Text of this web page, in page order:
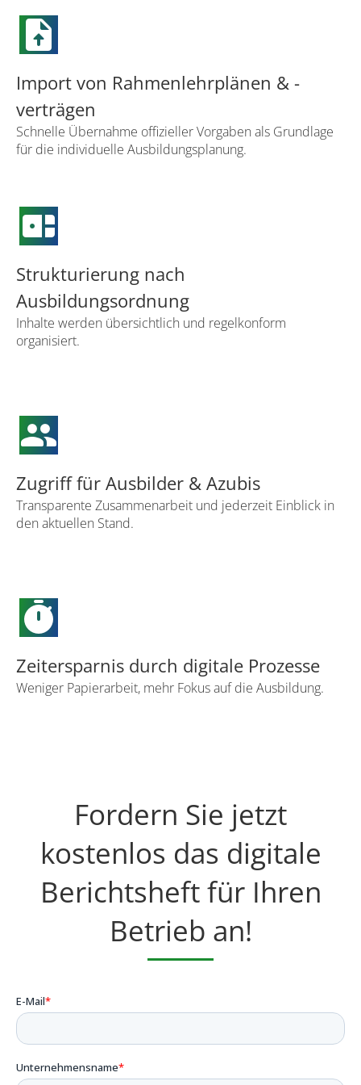
upload_file
Import von Rahmenlehrplänen & -
verträgen
Schnelle Übernahme offizieller Vorgaben als Grundlage
für die individuelle Ausbildungsplanung.
bento
Strukturierung nach
Ausbildungsordnung
Inhalte werden übersichtlich und regelkonform
organisiert.
group
Zugriff für Ausbilder & Azubis
Transparente Zusammenarbeit und jederzeit Einblick in
den aktuellen Stand.
timer
Zeitersparnis durch digitale Prozesse
Weniger Papierarbeit, mehr Fokus auf die Ausbildung.
Fordern Sie jetzt
kostenlos das digitale
Berichtsheft für Ihren
Betrieb an!